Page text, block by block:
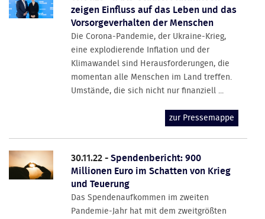
zeigen Einfluss auf das Leben und das
Vorsorgeverhalten der Menschen
Die Corona-Pandemie, der Ukraine-Krieg,
eine explodierende Inflation und der
Klimawandel sind Herausforderungen, die
momentan alle Menschen im Land treffen.
Umstände, die sich nicht nur finanziell ...
zur Pressemappe
30.11.22 -Spendenbericht: 900
Millionen Euro im Schatten von Krieg
und Teuerung
Das Spendenaufkommen im zweiten
Pandemie-Jahr hat mit dem zweitgrößten